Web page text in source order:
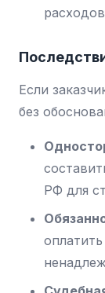
расходов
Если
без
РФ для